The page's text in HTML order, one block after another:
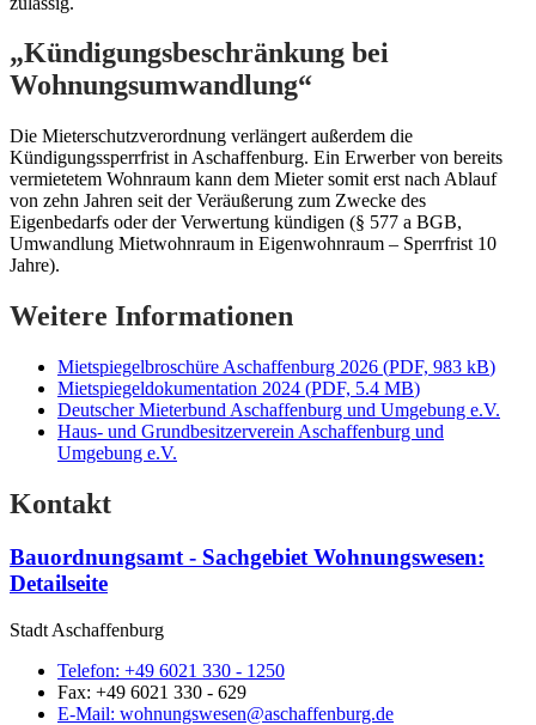
„Kündigungsbeschränkung bei
Wohnungsumwandlung“
Die Mieterschutzverordnung verlängert außerdem die
Kündigungssperrfrist in Aschaffenburg. Ein Erwerber von bereits
vermietetem Wohnraum kann dem Mieter somit erst nach Ablauf
von zehn Jahren seit der Veräußerung zum Zwecke des
Eigenbedarfs oder der Verwertung kündigen (§ 577 a BGB,
Umwandlung Mietwohnraum in Eigenwohnraum – Sperrfrist 10
Jahre).
Weitere Informationen
Mietspiegelbroschüre Aschaffenburg 2026 (PDF, 983 kB)
Mietspiegeldokumentation 2024 (PDF, 5.4 MB)
Deutscher Mieterbund Aschaffenburg und Umgebung e.V.
Haus- und Grundbesitzerverein Aschaffenburg und
Umgebung e.V.
Kontakt
Bauordnungsamt - Sachgebiet Wohnungswesen:
Detailseite
Stadt Aschaffenburg
Telefon: +49 6021 330 - 1250
Fax: +49 6021 330 - 629
E-Mail: wohnungswesen@aschaffenburg.de